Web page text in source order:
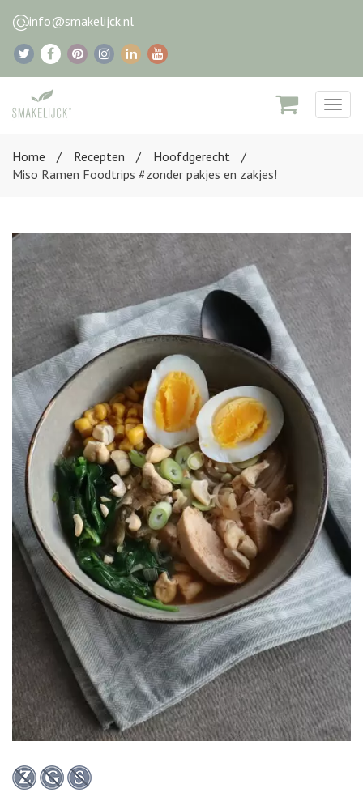
info@smakelijck.nl
Home
Recepten
Hoofdgerecht
Miso Ramen Foodtrips #zonder pakjes en zakjes!